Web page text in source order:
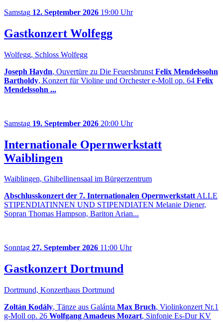
Samstag 12. September 2026 19:00 Uhr
Gastkonzert Wolfegg
Wolfegg, Schloss Wolfegg
Joseph Haydn, Ouvertüre zu Die Feuersbrunst Felix Mendelssohn
Bartholdy, Konzert für Violine und Orchester e-Moll op. 64 Felix
Mendelssohn ...
Samstag 19. September 2026 20:00 Uhr
Internationale Opernwerkstatt
Waiblingen
Waiblingen, Ghibellinensaal im Bürgerzentrum
Abschlusskonzert der 7. Internationalen OpernwerkstattALLE
STIPENDIATINNEN UND STIPENDIATEN Melanie Diener,
Sopran Thomas Hampson, Bariton Arian...
Sonntag 27. September 2026 11:00 Uhr
Gastkonzert Dortmund
Dortmund, Konzerthaus Dortmund
Zoltán Kodály, Tänze aus Galánta Max Bruch, Violinkonzert Nr.1
g-Moll op. 26 Wolfgang Amadeus Mozart, Sinfonie Es-Dur KV